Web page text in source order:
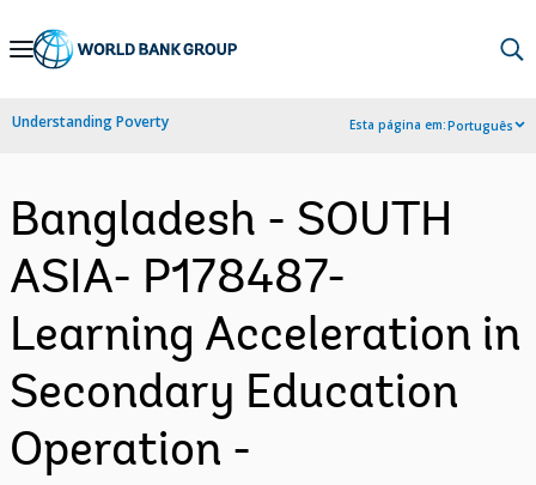
Skip
Navigation
Understanding Poverty Esta página em:Português
Bangladesh - SOUTH
ASIA- P178487-
Learning Acceleration in
Secondary Education
Operation -